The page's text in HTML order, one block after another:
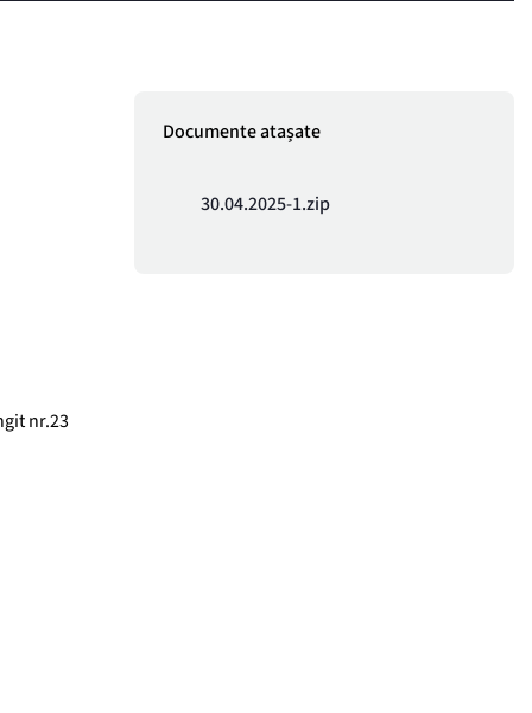
nr.23
Documente atașate
30.04.2025-1.zip